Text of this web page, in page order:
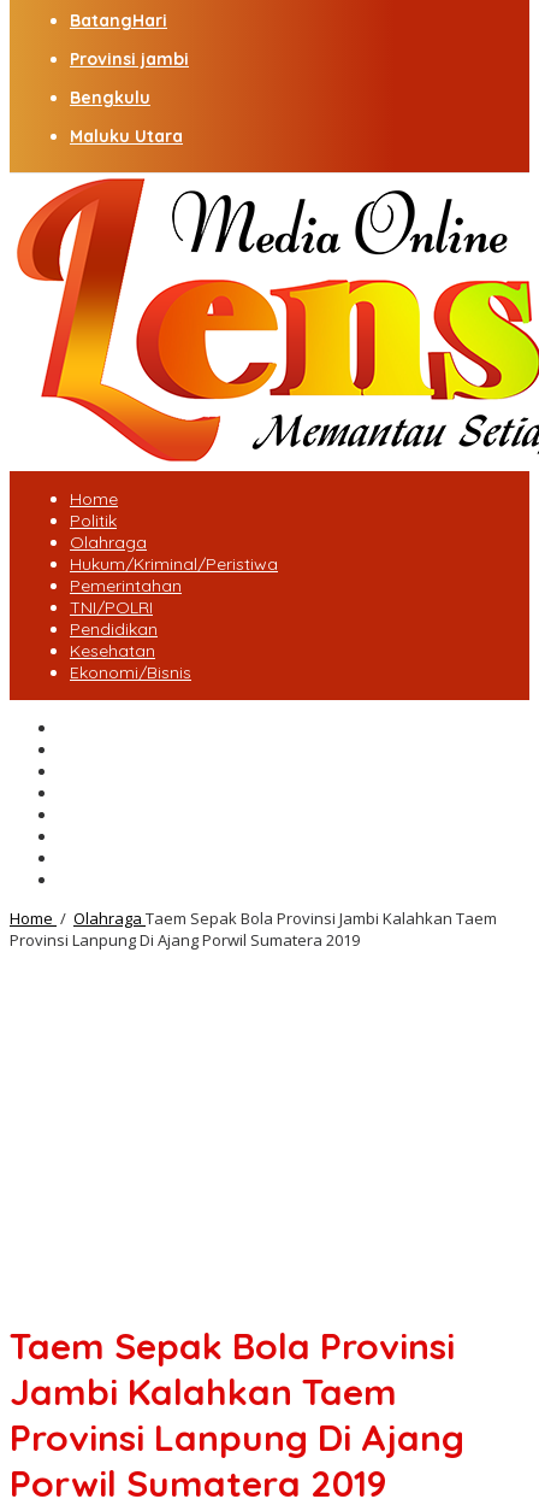
BatangHari
Provinsi jambi
Bengkulu
Maluku Utara
Home
Politik
Olahraga
Hukum/Kriminal/Peristiwa
Pemerintahan
TNI/POLRI
Pendidikan
Kesehatan
Ekonomi/Bisnis
Home / Olahraga Taem Sepak Bola Provinsi Jambi Kalahkan Taem
Provinsi Lanpung Di Ajang Porwil Sumatera 2019
Taem Sepak Bola Provinsi
Jambi Kalahkan Taem
Provinsi Lanpung Di Ajang
Porwil Sumatera 2019